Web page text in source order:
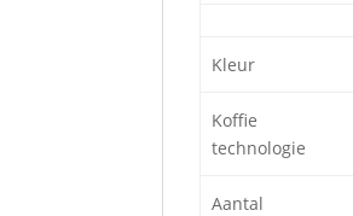
Kleur
Koffie
technologie
Aantal